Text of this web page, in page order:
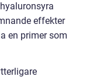
effekter
en primer som